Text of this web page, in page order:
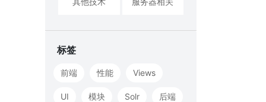
标签
前端 性能 Views
UI 模块 Solr 后端